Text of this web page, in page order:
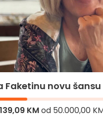
Faketinu novu šansu
KMod50.000,00 KM